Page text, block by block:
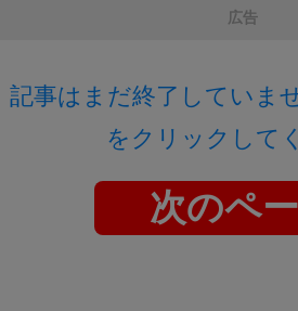
広告
記事はまだ終了していま
をクリックして
次のペ